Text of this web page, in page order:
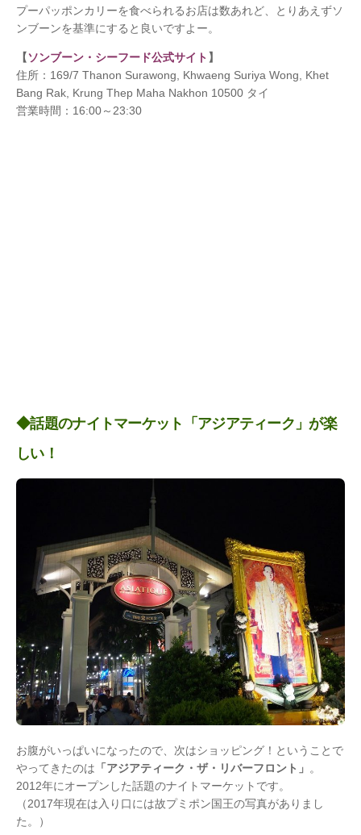
プーパッポンカリーを食べられるお店は数あれど、とりあえずソ
ンブーンを基準にすると良いですよー。
【 ソンブーン・シーフード公式サイト 】
住所：169/7 Thanon Surawong, Khwaeng Suriya Wong, Khet
Bang Rak, Krung Thep Maha Nakhon 10500 タイ
営業時間：16:00～23:30
◆話題のナイトマーケット「アジアティーク」が楽
しい！
お腹がいっぱいになったので、次はショッピング！ということで
やってきたのは 「アジアティーク・ザ・リバーフロント」 。
2012年にオープンした話題のナイトマーケットです。
（2017年現在は入り口には故プミポン国王の写真がありまし
た。）